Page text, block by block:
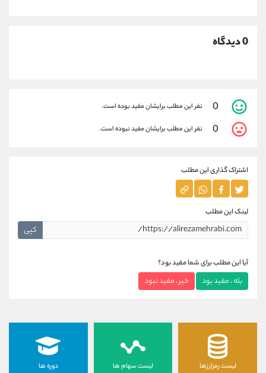
0 دیدگاه
0 نفر این مطلب برایشان مفید بوده است.
0 نفر این مطلب برایشان مفید نبوده است.
اشتراک گذاری این مطلب
لینک این مطلب
کپی
آیا این مطلب برای شما مفید بود؟
بله ، مفید بود خیر ، مفید نبود
لیست رمزارزها لیست سهام ها دوره ها